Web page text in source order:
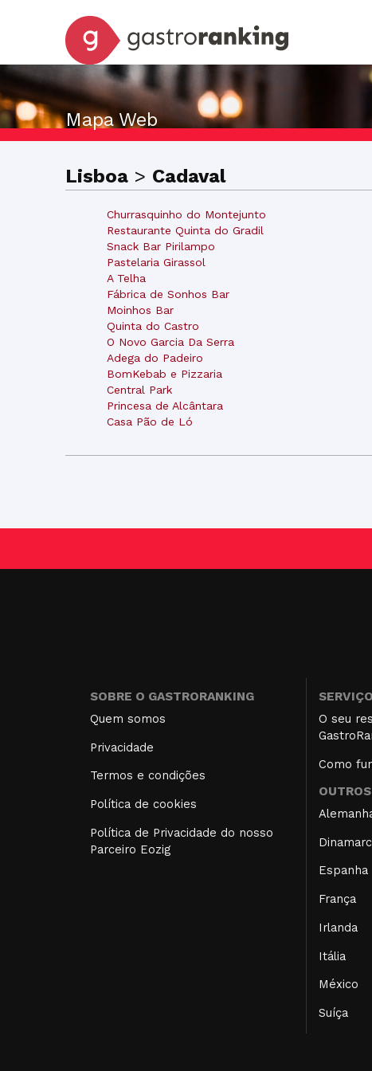
Mapa Web
Lisboa > Cadaval
Churrasquinho do Montejunto
Restaurante Quinta do Gradil
Snack Bar Pirilampo
Pastelaria Girassol
A Telha
Fábrica de Sonhos Bar
Moinhos Bar
Quinta do Castro
O Novo Garcia Da Serra
Adega do Padeiro
BomKebab e Pizzaria
Central Park
Princesa de Alcântara
Casa Pão de Ló
SOBRE O GASTRORANKING
Quem somos
Privacidade
Termos e condições
Política de cookies
Política de Privacidade do nosso
Parceiro Eozig
O seu
Como
Espanha
França
Irlanda
Itália
México
Suíça